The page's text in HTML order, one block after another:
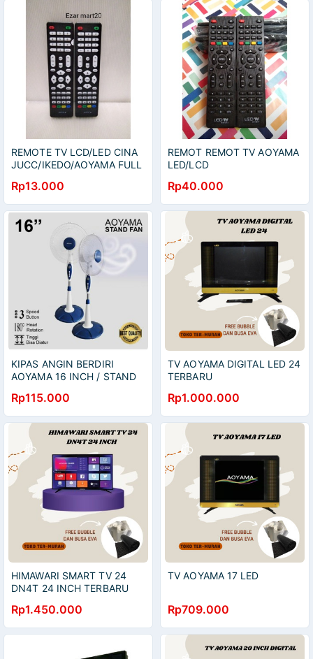
REMOTE TV LCD/LED CINA
JUCC/IKEDO/AOYAMA FULL
Rp13.000
REMOT REMOT TV AOYAMA
LED/LCD
Rp40.000
KIPAS ANGIN BERDIRI
AOYAMA 16 INCH / STAND
KIPAS BAGUS KIPAS ANGIN
AOYAMA STAND FAN 16" 3
SPEED LOW WATT, KIPAS
ANGIN WALLFAN 16 INCH
LOW WATT 3 SPEED
Rp115.000
TV AOYAMA DIGITAL LED 24
TERBARU
Rp1.000.000
HIMAWARI SMART TV 24
DN4T 24 INCH TERBARU
Rp1.450.000
TV AOYAMA 17 LED
Rp709.000